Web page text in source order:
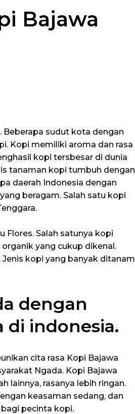
Bajawa
Beberapa sudut kota dengan
Kopi memiliki aroma dan rasa
kopi tersbesar di dunia
tanaman kopi tumbuh dengan
daerah Indonesia dengan
beragam. Salah satu kopi
Flores. Salah satunya kopi
yang cukup dikenal.
kopi yang banyak ditanam
dengan
di indonesia.
cita rasa Kopi Bajawa
Ngada. Kopi Bajawa
lainnya, rasanya lebih ringan.
keasaman sedang, dan
pecinta kopi.